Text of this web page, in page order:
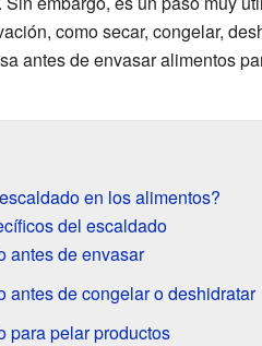
como secar, congelar,
antes de envasar alimentos
en los alimentos?
del escaldado
antes de envasar
antes de congelar o deshidratar
para pelar productos